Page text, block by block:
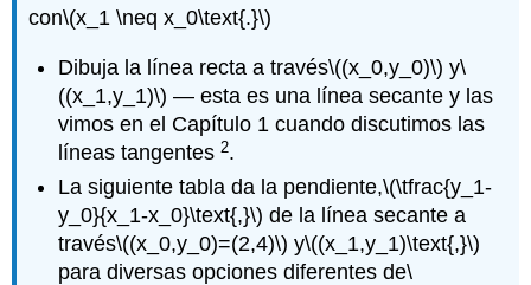
con\(x_1 \neq x_0\text{.}\)
Dibuja la línea recta a través\((x_0,y_0)\) y\
((x_1,y_1)\) — esta es una línea secante y las
vimos en el Capítulo 1 cuando discutimos las
líneas tangentes2.
La siguiente tabla da la pendiente,\(\tfrac{y_1-
y_0}{x_1-x_0}\text{,}\) de la línea secante a
través\((x_0,y_0)=(2,4)\) y\((x_1,y_1)\text{,}\)
para diversas opciones diferentes de\